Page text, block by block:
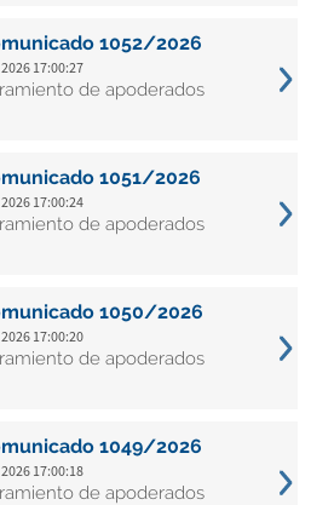
1052/2026
17:00:27
de apoderados
1051/2026
17:00:24
de apoderados
1050/2026
17:00:20
de apoderados
1049/2026
17:00:18
de apoderados